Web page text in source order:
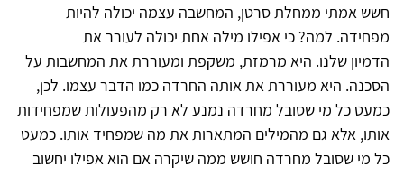
חשש אמתי ממחלת סרטן, המחשבה עצמה יכולה להיות
מפחידה. למה? כי אפילו מילה אחת יכולה לעורר את
הדמיון שלנו. היא מרמזת, משקפת ומעוררת את המחשבות על
הסכנה. היא מעוררת את אותה החרדה כמו הדבר עצמו. לכן,
כמעט כל מי שסובל מחרדה נמנע לא רק מהפעולות שמפחידות
אותו, אלא גם מהמילים המתארות את מה שמפחיד אותו. כמעט
כל מי שסובל מחרדה חושש ממה שיקרה אם הוא אפילו יחשוב